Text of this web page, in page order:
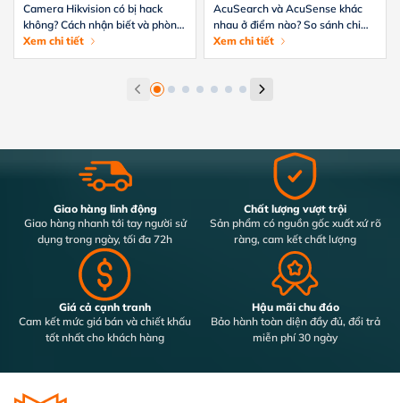
Camera Hikvision có bị hack
không? Cách nhận biết và phòng
tránh hiệu quả
Xem chi tiết
AcuSearch và AcuSense khác
nhau ở điểm nào? So sánh chi
tiết từ A-Z
Xem chi tiết
Giao hàng linh động
Giao hàng nhanh tới tay người sử
dụng trong ngày, tối đa 72h
Chất lượng vượt trội
Sản phẩm có nguồn gốc xuất xứ rõ
ràng, cam kết chất lượng
Giá cả cạnh tranh
Cam kết mức giá bán và chiết khấu
tốt nhất cho khách hàng
Hậu mãi chu đáo
Bảo hành toàn diện đầy đủ, đổi trả
miễn phí 30 ngày